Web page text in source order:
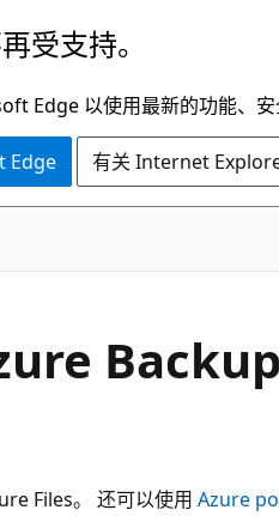
受支持。
Edge 以使用最新的功能、安
Edge 有关 Internet
Files。 还可以使用 Azure